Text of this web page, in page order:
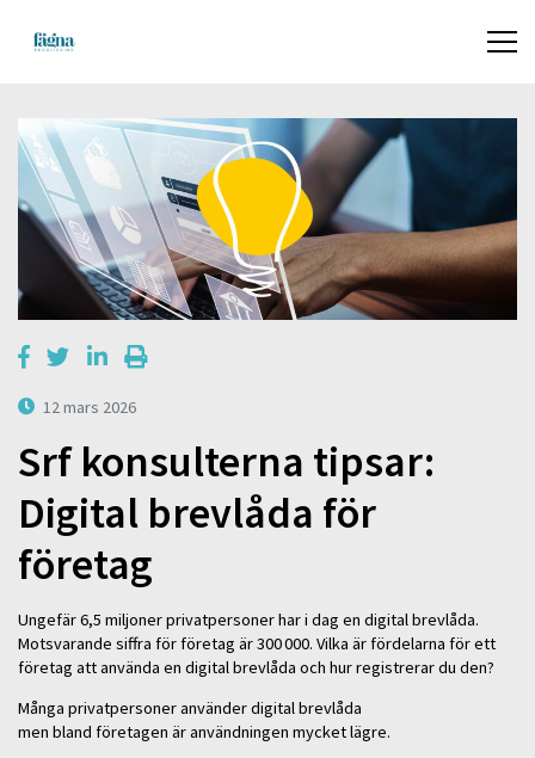
12 mars 2026
Srf konsulterna tipsar:
Digital brevlåda för
företag
Ungefär 6,5 miljoner privatpersoner har i dag en digital brevlåda.
Motsvarande siffra för företag är 300 000. Vilka är fördelarna för ett
företag att använda en digital brevlåda och hur registrerar du den?
Många privatpersoner använder digital brevlåda
men bland företagen är användningen mycket lägre.